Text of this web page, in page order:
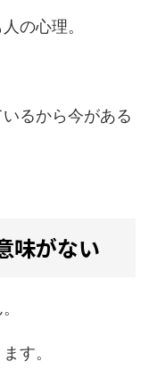
の心理。
るから今がある
味がない
す。